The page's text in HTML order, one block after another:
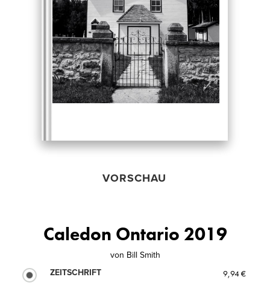
VORSCHAU
Caledon Ontario 2019
von Bill Smith
ZEITSCHRIFT
9,94 €